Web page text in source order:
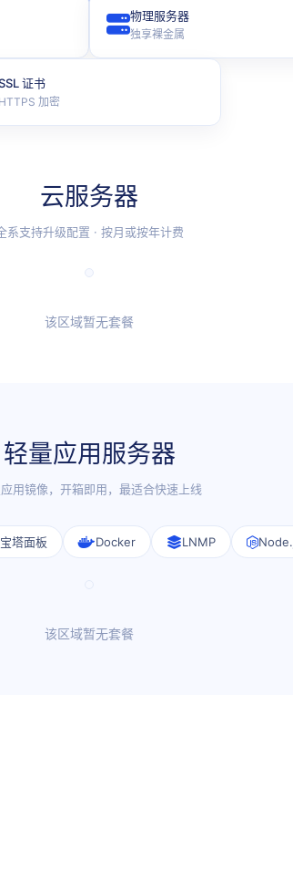
物理服务器
独享裸金属
证书
HTTPS 加密
云服务器
系支持升级配置 · 按月或按年计费
该区域暂无套餐
轻量应用服务器
用镜像，开箱即用，最适合快速上线
宝塔面板 Docker LNMP
该区域暂无套餐